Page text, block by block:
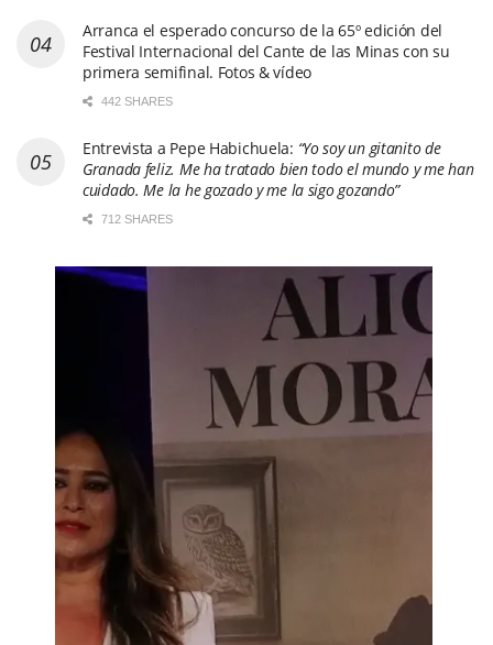
Arranca el esperado concurso de la 65º edición del
Festival Internacional del Cante de las Minas con su
primera semifinal. Fotos & vídeo
442 SHARES
Entrevista a Pepe Habichuela: “Yo soy un gitanito de
Granada feliz. Me ha tratado bien todo el mundo y me han
cuidado. Me la he gozado y me la sigo gozando”
712 SHARES